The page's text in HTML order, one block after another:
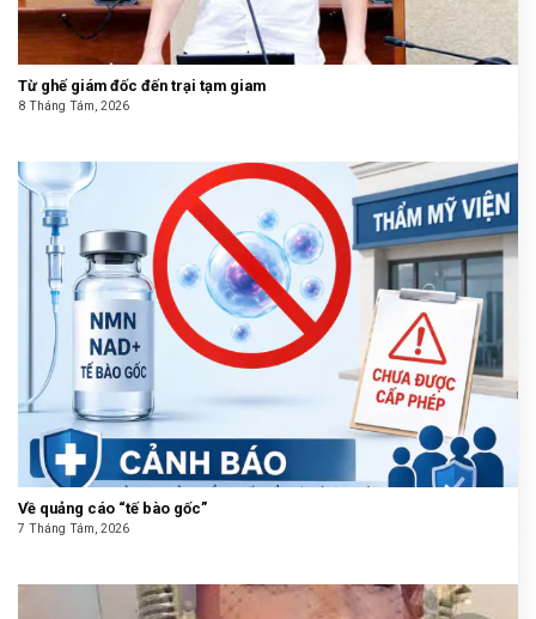
Từ ghế giám đốc đến trại tạm giam
8 Tháng Tám, 2026
Về quảng cáo “tế bào gốc”
7 Tháng Tám, 2026